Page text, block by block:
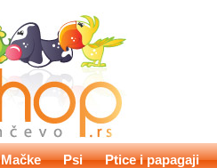
Mačke Psi Ptice i papagaji